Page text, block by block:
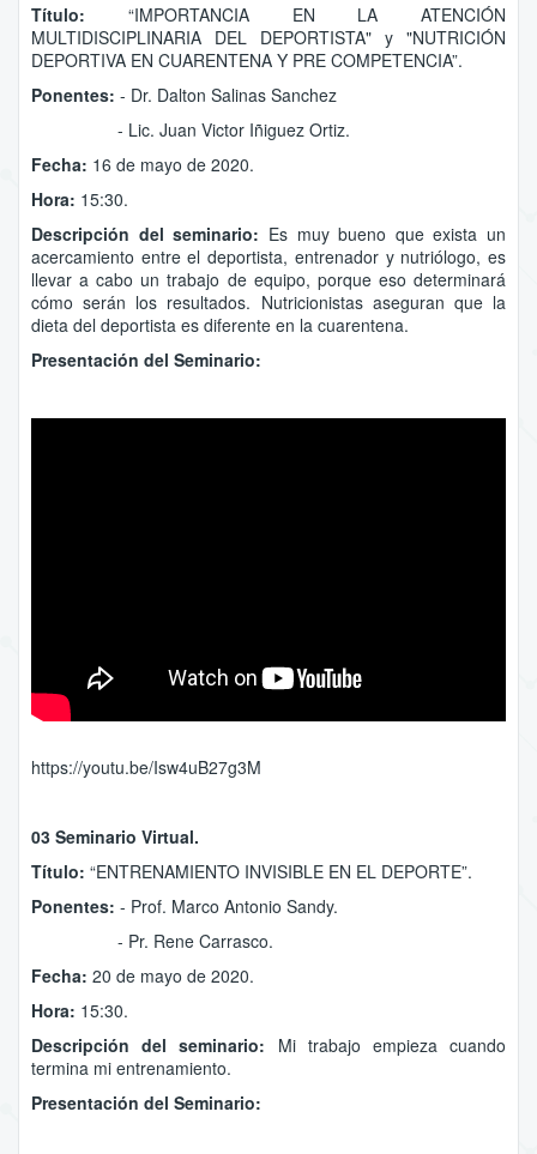
Título: “IMPORTANCIA EN LA ATENCIÓN
MULTIDISCIPLINARIA DEL DEPORTISTA" y "NUTRICIÓN
DEPORTIVA EN CUARENTENA Y PRE COMPETENCIA”.
Ponentes: - Dr. Dalton Salinas Sanchez
- Lic. Juan Victor Iñiguez Ortiz.
Fecha: 16 de mayo de 2020.
Hora: 15:30.
Descripción del seminario: Es muy bueno que exista un
acercamiento entre el deportista, entrenador y nutriólogo, es
llevar a cabo un trabajo de equipo, porque eso determinará
cómo serán los resultados. Nutricionistas aseguran que la
dieta del deportista es diferente en la cuarentena.
Presentación del Seminario:
https://youtu.be/Isw4uB27g3M
03 Seminario Virtual.
Título: “ENTRENAMIENTO INVISIBLE EN EL DEPORTE”.
Ponentes: - Prof. Marco Antonio Sandy.
- Pr. Rene Carrasco.
Fecha: 20 de mayo de 2020.
Hora: 15:30.
Descripción del seminario: Mi trabajo empieza cuando
termina mi entrenamiento.
Presentación del Seminario: